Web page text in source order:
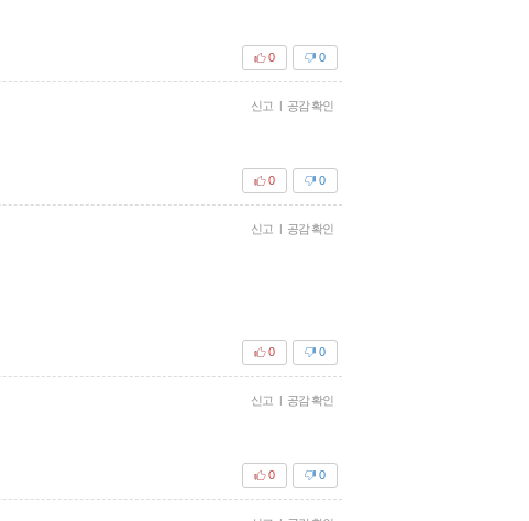
0
0
신고 | 공감 확인
0
0
신고 | 공감 확인
0
0
신고 | 공감 확인
0
0